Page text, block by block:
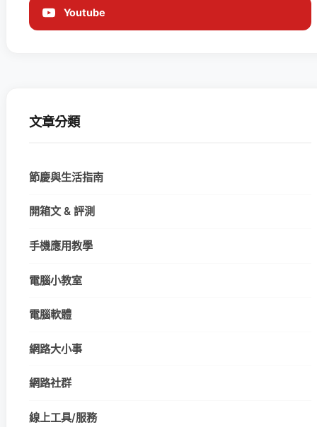
Youtube
文章分類
節慶與生活指南
開箱文 & 評測
手機應用教學
電腦小教室
電腦軟體
網路大小事
網路社群
線上工具/服務